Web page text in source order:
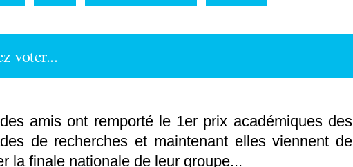
voter...
amis ont remporté le 1er prix académiques des
de recherches et maintenant elles viennent de
la finale nationale de leur groupe...